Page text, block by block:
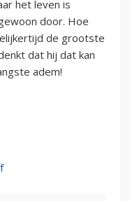
het leven is
door. Hoe
de grootste
dat hij dat kan
adem!